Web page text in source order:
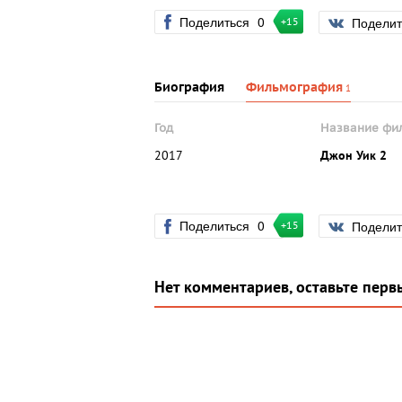
Поделиться 0 +15
Биография Фильмография 1
Год Название
2017 Джон Уик 2
Поделиться 0 +15
Нет комментариев, оставьте